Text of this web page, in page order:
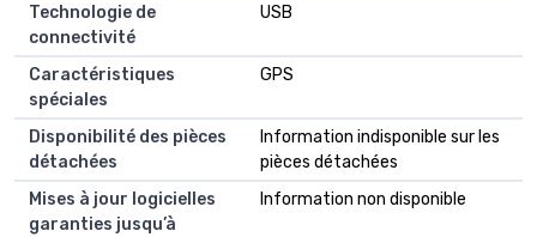
Technologie de
connectivité
‎USB
Caractéristiques
spéciales
‎GPS
Disponibilité des pièces
détachées
‎Information indisponible sur les
pièces détachées
Mises à jour logicielles
garanties jusqu’à
‎Information non disponible